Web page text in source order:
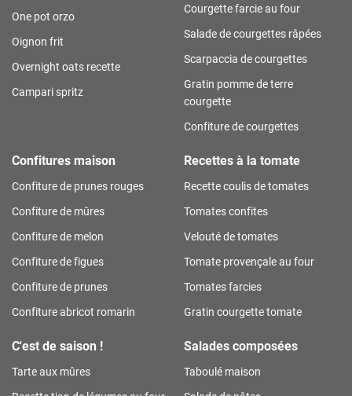
One pot orzo
Oignon frit
Overnight oats recette
Campari spritz
Courgette farcie au four
Salade de courgettes râpées
Scarpaccia de courgettes
Gratin pomme de terre
courgette
Confiture de courgettes
Confitures maison
Confiture de prunes rouges
Confiture de mûres
Confiture de melon
Confiture de figues
Confiture de prunes
Confiture abricot romarin
Recettes à la tomate
Recette coulis de tomates
Tomates confites
Velouté de tomates
Tomate provençale au four
Tomates farcies
Gratin courgette tomate
C'est de saison !
Tarte aux mûres
Salades composées
Taboulé maison